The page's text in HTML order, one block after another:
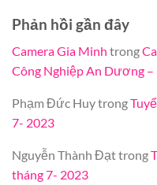
Phản hồi gần đây
Camera Gia Minh trong
Công Nghiệp An Dương –
Phạm Đức Huytrong
7- 2023
Nguyễn Thành Đạttrong
tháng 7- 2023